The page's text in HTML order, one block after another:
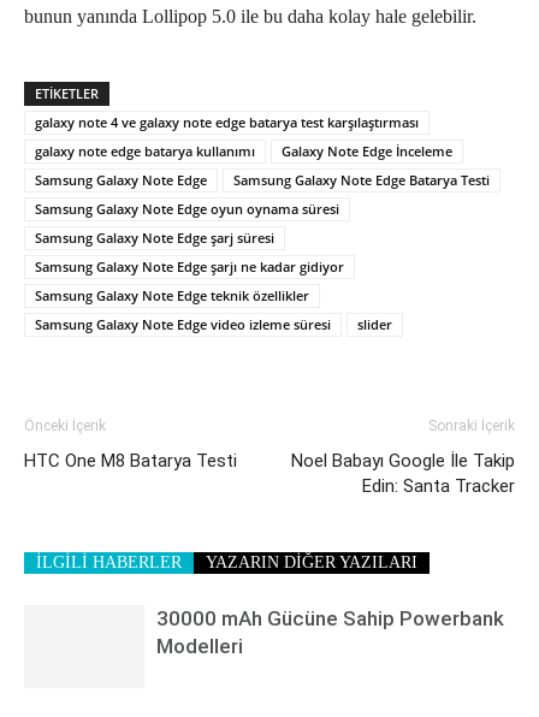
bunun yanında Lollipop 5.0 ile bu daha kolay hale gelebilir.
ETIKETLER
galaxy note 4 ve galaxy note edge batarya test karşılaştırması
galaxy note edge batarya kullanımı
Galaxy Note Edge İnceleme
Samsung Galaxy Note Edge
Samsung Galaxy Note Edge Batarya Testi
Samsung Galaxy Note Edge oyun oynama süresi
Samsung Galaxy Note Edge şarj süresi
Samsung Galaxy Note Edge şarjı ne kadar gidiyor
Samsung Galaxy Note Edge teknik özellikler
Samsung Galaxy Note Edge video izleme süresi
slider
Önceki İçerik
HTC One M8 Batarya Testi
Sonraki İçerik
Noel Babayı Google İle Takip
Edin: Santa Tracker
İLGİLİ HABERLER YAZARIN DİĞER YAZILARI
30000 mAh Gücüne Sahip Powerbank
Modelleri